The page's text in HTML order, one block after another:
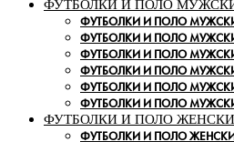
ФУТБОЛКИ И ПОЛО
ФУТБОЛКИ И ПОЛО
ФУТБОЛКИ И ПОЛО МУЖСКИЕ
ФУТБОЛКИ И ПОЛО
ФУТБОЛКИ И ПОЛО
ФУТБОЛКИ И ПОЛО
ФУТБОЛКИ И ПОЛО
ФУТБОЛКИ И ПОЛО
ФУТБОЛКИ И ПОЛО